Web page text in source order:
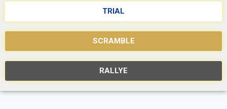
TRIAL
SCRAMBLE
RALLYE